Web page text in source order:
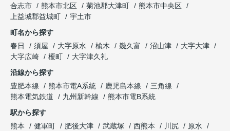
合志市
熊本市北区 菊池郡大津町
熊本市中央区
上益城郡益城町
宇土市
町名から探す
春日
須屋 大字原水 楡木 幾久富 沼山津
大字大津
大字広崎
榎町
大字津久礼
沿線から探す
豊肥本線
熊本市電A系統 鹿児島本線
三角線
熊本電気鉄道
九州新幹線
熊本市電B系統
駅から探す
熊本
健軍町 肥後大津 武蔵塚 西熊本 川尻
原水